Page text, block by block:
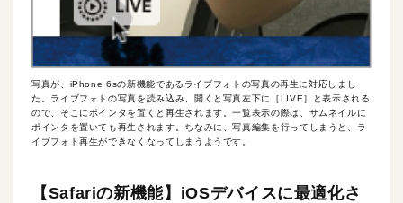
写真が、iPhone 6sの新機能であるライブフォトの写真の再生に対応しまし
た。ライブフォトの写真を読み込み、開くと写真左下に［LIVE］と表示される
ので、そこにポインタを置くと再生されます。一覧表示の際は、サムネイルに
ポインタを置いても再生されます。ちなみに、写真編集を行ってしまうと、ラ
イブフォト再生ができなくなってしまうようです。
【Safariの新機能】iOSデバイスに最適化さ